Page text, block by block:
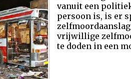
vanuit een
persoon is, is er
vrijwillige
te doden in een